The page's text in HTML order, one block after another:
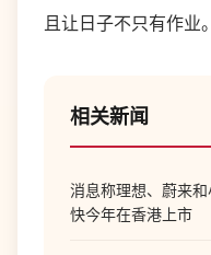
且让日子不只有作业
相关新闻
消息称理想、蔚来
快今年在香港上市